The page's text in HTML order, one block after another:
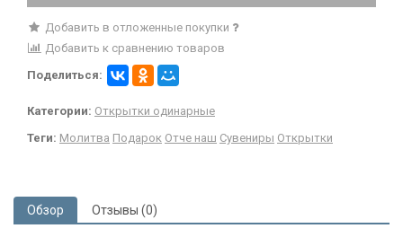
Добавить в отложенные покупки
Добавить к сравнению товаров
Поделиться:
Категории: Открытки одинарные
Теги: Молитва Подарок Отче наш Сувениры Открытки
Обзор Отзывы (0)